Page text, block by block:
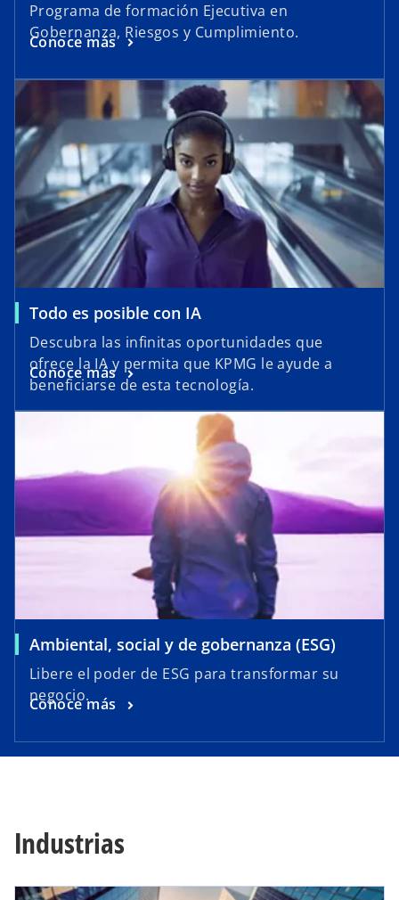
Programa de formación Ejecutiva en
Gobernanza, Riesgos y Cumplimiento.
Conoce más
Todo es posible con IA
Descubra las infinitas oportunidades que
ofrece la IA y permita que KPMG le ayude a
beneficiarse de esta tecnología.
Conoce más
Ambiental, social y de gobernanza (ESG)
Libere el poder de ESG para transformar su
negocio.
Conoce más
Industrias